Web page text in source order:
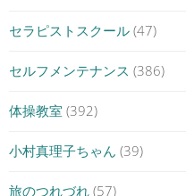
セラピストスクール (47)
セルフメンテナンス (386)
体操教室 (392)
小村真理子ちゃん (39)
旅のつれづれ (57)